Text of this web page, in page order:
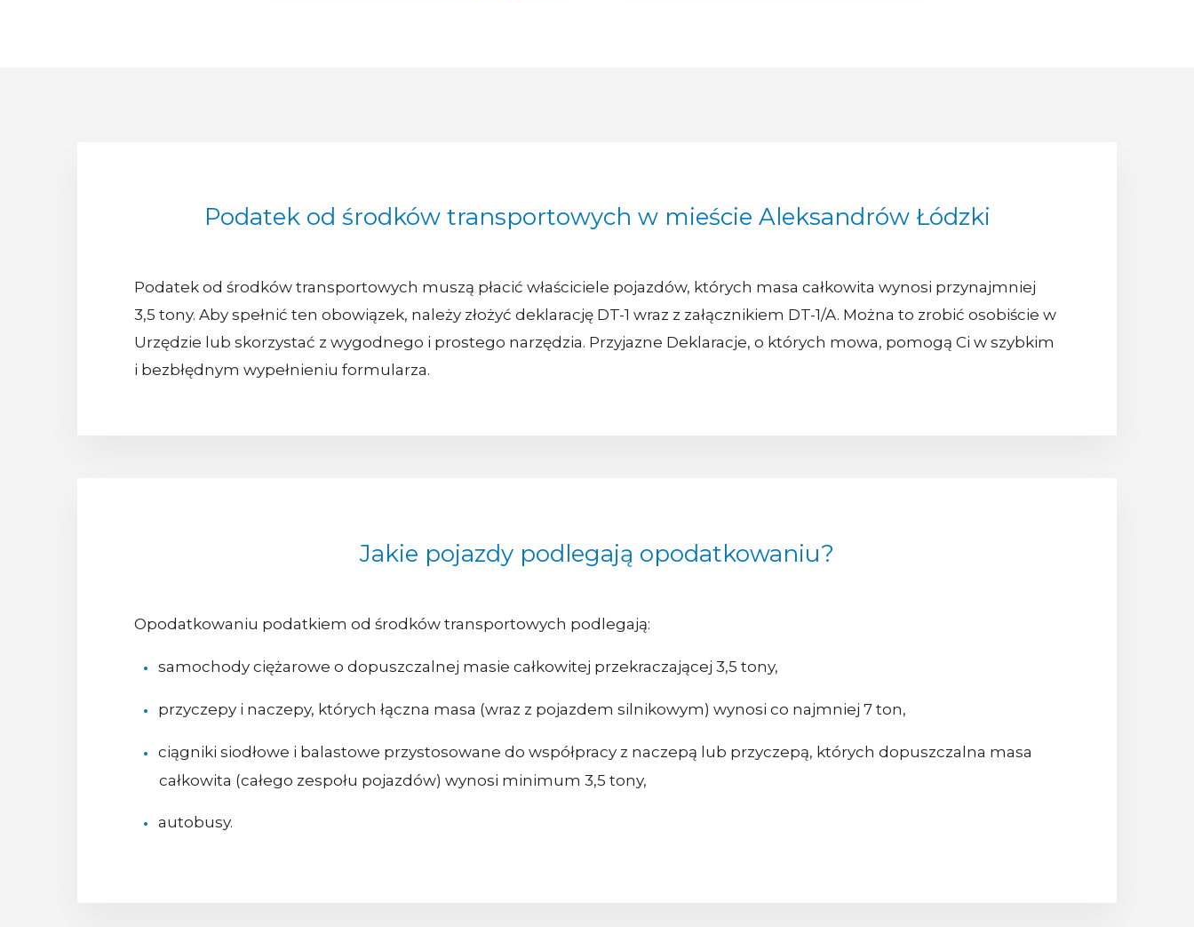
Podatek od środków transportowych w mieście Aleksandrów Łódzki
Podatek od środków transportowych muszą płacić właściciele pojazdów, których masa całkowita wynosi przynajmniej
3,5 tony. Aby spełnić ten obowiązek, należy złożyć deklarację DT-1 wraz z załącznikiem DT-1/A. Można to zrobić osobiście w
Urzędzie lub skorzystać z wygodnego i prostego narzędzia. Przyjazne Deklaracje, o których mowa, pomogą Ci w szybkim
i bezbłędnym wypełnieniu formularza.
Jakie pojazdy podlegają opodatkowaniu?
Opodatkowaniu podatkiem od środków transportowych podlegają:
samochody ciężarowe o dopuszczalnej masie całkowitej przekraczającej 3,5 tony,
przyczepy i naczepy, których łączna masa (wraz z pojazdem silnikowym) wynosi co najmniej 7 ton,
ciągniki siodłowe i balastowe przystosowane do współpracy z naczepą lub przyczepą, których dopuszczalna masa
całkowita (całego zespołu pojazdów) wynosi minimum 3,5 tony,
autobusy.